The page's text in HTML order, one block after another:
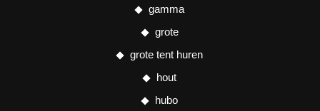
gamma
grote
grote tent huren
hout
hubo